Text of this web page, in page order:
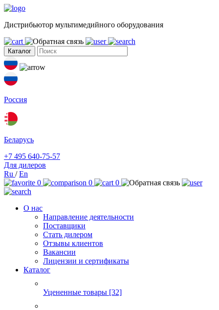
Дистрибьютор мультимедийного оборудования
Каталог
Россия
Беларусь
+7 495 640-75-57
Для дилеров
Ru /En
0
0 0
О нас
Направление деятельности
Поставщики
Стать дилером
Отзывы клиентов
Вакансии
Лицензии и сертификаты
Каталог
Уцененные товары [32]